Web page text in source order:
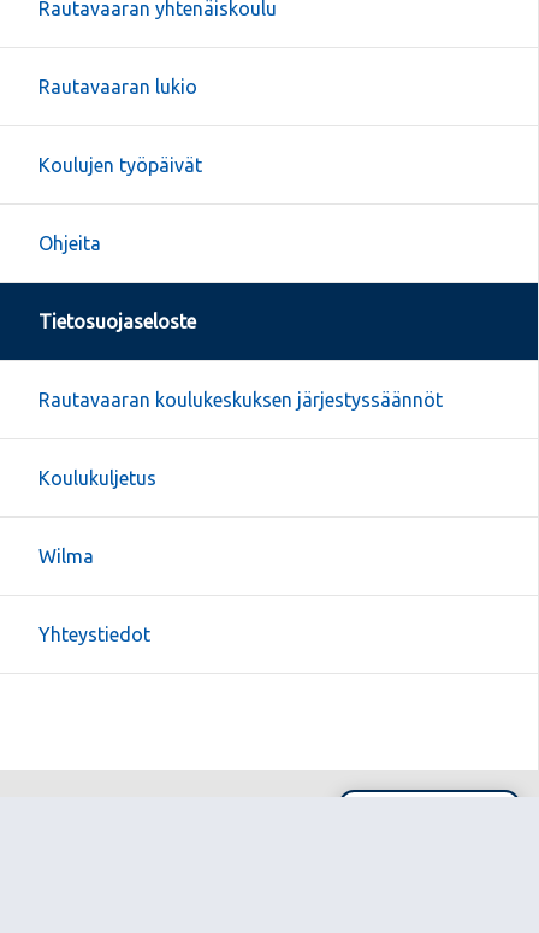
Rautavaaran yhtenäiskoulu
Rautavaaran lukio
Koulujen työpäivät
Ohjeita
Tietosuojaseloste
Rautavaaran koulukeskuksen järjestyssäännöt
Koulukuljetus
Wilma
Yhteystiedot